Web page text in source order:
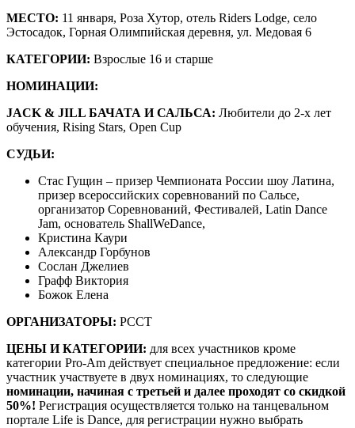
МЕСТО: 11 января, Роза Хутор, отель Riders Lodge, село
Эстосадок, Горная Олимпийская деревня, ул. Медовая 6
КАТЕГОРИИ: Взрослые 16 и старше
НОМИНАЦИИ:
JACK & JILL БАЧАТА И САЛЬСА: Любители до 2-х лет
обучения, Rising Stars, Open Cup
СУДЬИ:
Стас Гущин – призер Чемпионата России шоу Латина,
призер всероссийских соревнований по Сальсе,
организатор Соревнований, Фестивалей, Latin Dance
Jam, основатель ShallWeDance,
Кристина Каури
Александр Горбунов
Сослан Джелиев
Графф Виктория
Божок Елена
ОРГАНИЗАТОРЫ: РССТ
ЦЕНЫ И КАТЕГОРИИ: для всех участников кроме
категории Pro-Am действует специальное предложение: если
участник участвуете в двух номинациях, то следующие
номинации, начиная с третьей и далее проходят со скидкой
50%! Регистрация осуществляется только на танцевальном
портале Life is Dance, для регистрации нужно выбрать